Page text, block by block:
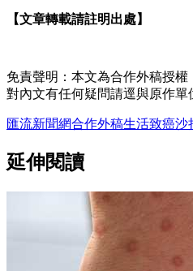
【文章轉載請註明出處】
免責聲明：本文為合作外稿授
對內文有任何疑問請逕與原作單
匯流新聞網合作外稿生活致癌沙
延伸閱讀